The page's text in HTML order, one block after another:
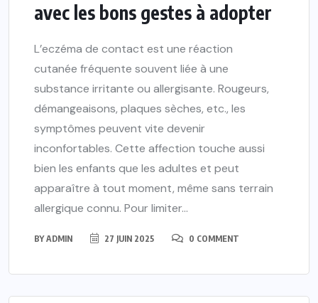
avec les bons gestes à adopter
L’eczéma de contact est une réaction
cutanée fréquente souvent liée à une
substance irritante ou allergisante. Rougeurs,
démangeaisons, plaques sèches, etc., les
symptômes peuvent vite devenir
inconfortables. Cette affection touche aussi
bien les enfants que les adultes et peut
apparaître à tout moment, même sans terrain
allergique connu. Pour limiter...
BYADMIN 27 JUIN 2025 0 COMMENT